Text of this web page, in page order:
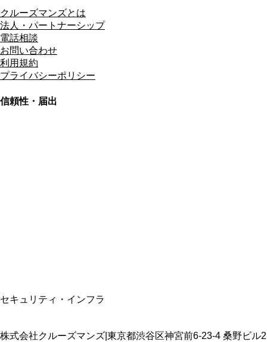
クルーズマンズとは
法人・パートナーシップ
電話相談
お問い合わせ
利用規約
プライバシーポリシー
信頼性・届出
セキュリティ・インフラ
株式会社クルーズマンズ 東京都渋谷区神宮前6-23-4 桑野ビル2